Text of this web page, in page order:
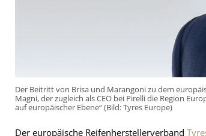
Der Beitritt von Brisa und Marangoni zu dem
Magni, der zugleich als CEO bei Pirelli die Region
auf europäischer Ebene“ (Bild: Tyres Europe)
Der europäische Reifenherstellerverband